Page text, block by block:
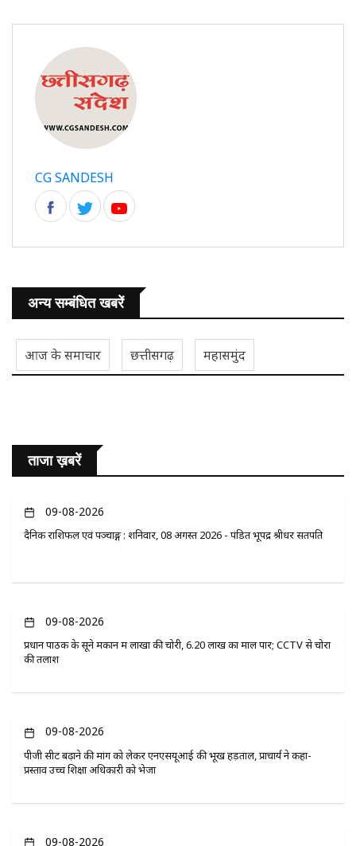
CG SANDESH
अन्य सम्बंधित खबरें
आज के समाचार छत्तीसगढ़ महासमुंद
ताजा ख़बरें
09-08-2026
दैनिक राशिफल एवं पञ्चाङ्ग : शनिवार, 08 अगस्त 2026 - पंडित भूपेंद्र श्रीधर सतपति
09-08-2026
प्रधान पाठक के सूने मकान में लाखों की चोरी, 6.20 लाख का माल पार; CCTV से चोरों
की तलाश
09-08-2026
पीजी सीट बढ़ाने की मांग को लेकर एनएसयूआई की भूख हड़ताल, प्राचार्य ने कहा-
प्रस्ताव उच्च शिक्षा अधिकारी को भेजा
09-08-2026